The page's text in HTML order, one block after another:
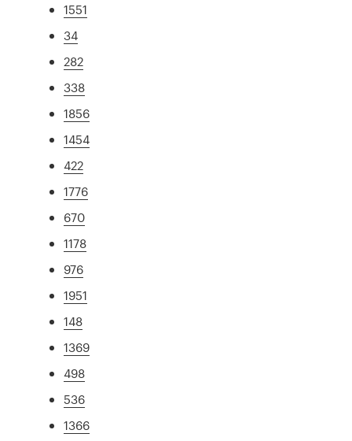
1551
34
282
338
1856
1454
422
1776
670
1178
976
1951
148
1369
498
536
1366